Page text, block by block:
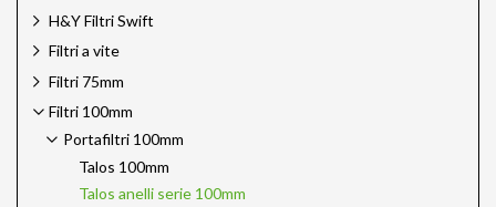
H&Y Filtri Swift
Filtri a vite
Filtri 75mm
Filtri 100mm
Portafiltri 100mm
Talos 100mm
Talos anelli serie 100mm